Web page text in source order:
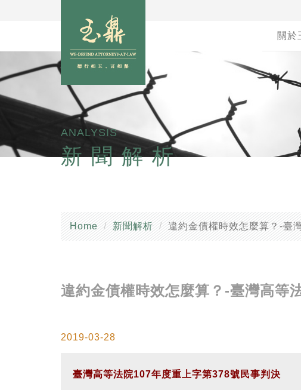
關於
ANALYSIS
新聞解析
Home 新聞解析 違約金債權時效怎麼算？-臺
違約金債權時效怎麼算？-臺灣高等
2019-03-28
臺灣高等法院107年度重上字第378號民事判決